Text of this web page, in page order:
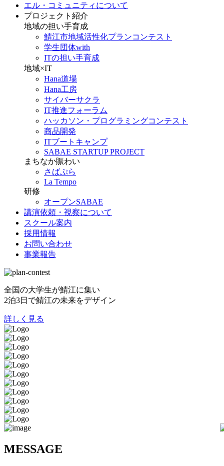
エル・コミュニティについて
プロジェクト紹介
地域の担い手育成
鯖江市地域活性化プランコンテスト
学生団体with
ITの担い手育成
地域×IT
Hana道場
Hana工房
サイバーサクラ
IT推進フォーラム
ハッカソン・プログラミングコンテスト
商品開発
ITブートキャンプ
SABAE STARTUP PROJECT
まちなか賑わい
さばぷら
La Tempo
研修
オープンSABAE
講演依頼・視察について
スクール案内
採用情報
お問い合わせ
事業報告
全国の大学生が鯖江に集い
2泊3日で鯖江の未来をデザイン
詳しく見る
MESSAGE